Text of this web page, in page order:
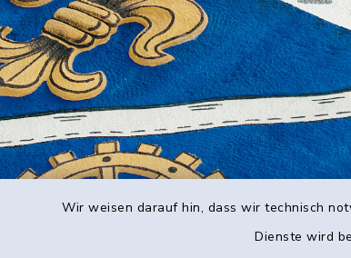
Wir weisen darauf hin, dass wir technisch
Dienste wird